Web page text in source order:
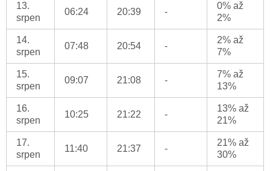
13.
srpen
06:24 20:39 -
0% až
2%
14.
srpen
07:48 20:54 -
2% až
7%
15.
srpen
09:07 21:08 -
7% až
13%
16.
srpen
10:25 21:22 -
13% až
21%
17.
srpen
11:40 21:37 -
21% až
30%